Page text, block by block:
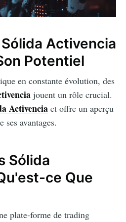
Activencia
Potentiel
en constante évolution, des
jouent un rôle crucial.
Activencia et offre un aperçu
ses avantages.
Sólida
ce Que
plate-forme de trading